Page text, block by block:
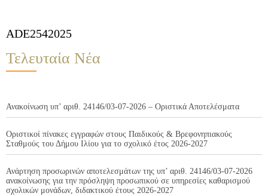
ADE2542025
Τελευταία Νέα
Ανακοίνωση υπ’ αριθ. 24146/03-07-2026 – Οριστικά Αποτελέσματα
Οριστικοί πίνακες εγγραφών στους Παιδικούς & Βρεφονηπιακούς
Σταθμούς του Δήμου Ιλίου για το σχολικό έτος 2026-2027
Ανάρτηση προσωρινών αποτελεσμάτων της υπ’ αριθ. 24146/03-07-2026
ανακοίνωσης για την πρόσληψη προσωπικού σε υπηρεσίες καθαρισμού
σχολικών μονάδων, διδακτικού έτους 2026-2027